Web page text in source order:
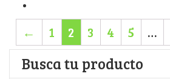
← 1 2 3 4 5 …
Busca tu producto